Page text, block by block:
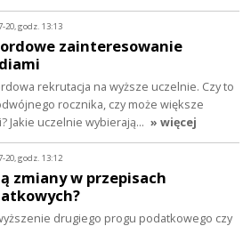
20, godz. 13:13
zainteresowanie
rekrutacja na wyższe uczelnie. Czy to
rocznika, czy może większe
Jakie uczelnie wybierają… » więcej
20, godz. 13:12
zmiany w przepisach
drugiego progu podatkowego czy